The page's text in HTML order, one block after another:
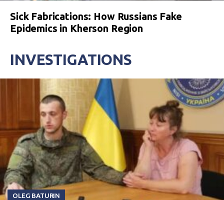
Sick Fabrications: How Russians Fake
Epidemics in Kherson Region
INVESTIGATIONS
OLEG BATURIN